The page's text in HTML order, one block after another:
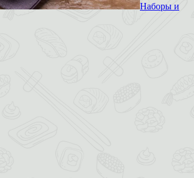
Наборы и